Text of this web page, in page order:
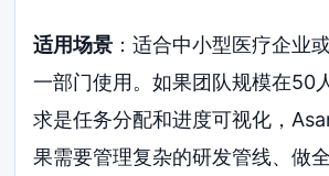
适用场景 ：适合中小型医疗企业
一部门使用。如果团队规模在50
求是任务分配和进度可视化，
果需要管理复杂的研发管线、做